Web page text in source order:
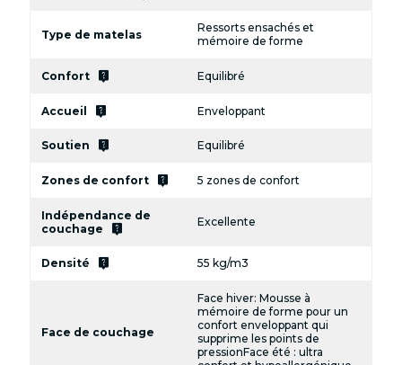
Type de matelas
Ressorts ensachés et
mémoire de forme
Confort live_help Equilibré
Accueil live_help Enveloppant
Soutien live_help Equilibré
Zones de confort live_help 5 zones de confort
Indépendance de
couchage
live_help Excellente
Densité live_help 55 kg/m3
Face de couchage
Face hiver: Mousse à
mémoire de forme pour un
confort enveloppant qui
supprime les points de
pressionFace été : ultra